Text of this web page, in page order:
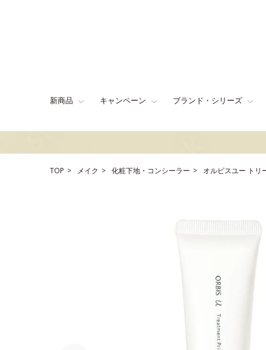
新商品 キャンペーン ブランド・シリーズ
TOP メイク 化粧下地・コンシーラー オルビスユー トリ